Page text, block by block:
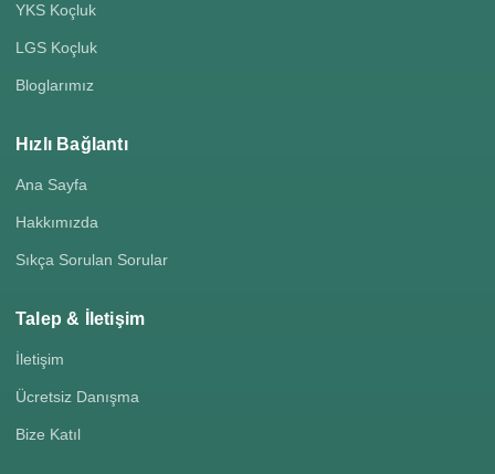
YKS Koçluk
LGS Koçluk
Bloglarımız
Hızlı Bağlantı
Ana Sayfa
Hakkımızda
Sıkça Sorulan Sorular
Talep & İletişim
İletişim
Ücretsiz Danışma
Bize Katıl